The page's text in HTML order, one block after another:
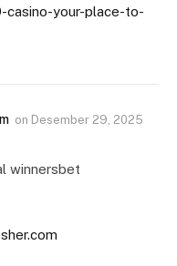
casino-your-place-to-
on Desember 29, 2025
winnersbet